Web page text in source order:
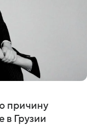
причину
в Грузии